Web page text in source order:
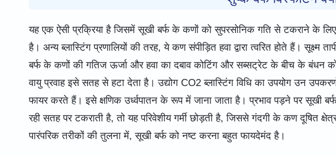
यह एक ऐसी प्रक्रिया है जिसमें सूखी बर्फ के कणों को सुपरसोनिक गति से टकराने के
है। अन्य ब्लास्टिंग प्रणालियों की तरह, ये कण संपीड़ित हवा द्वारा त्वरित होते हैं।
बर्फ के कणों की गतिज ऊर्जा और हवा का दबाव कोटिंग और सब्सट्रेट के बीच के बंधन
वायु प्रवाह इसे सतह से हटा देता है। उद्योग CO2 ब्लास्टिंग विधि का उपयोग उन
फायर करते हैं। इसे क्षणिक उर्ध्वपातन के रूप में जाना जाता है। प्रभाव पड़ने पर सूखी
रही सतह पर टकराती है, तो यह परिवेशीय गर्मी छोड़ती है, जिससे गंदगी के कण दूषित
पारंपरिक तरीकों की तुलना में, सूखी बर्फ को नष्ट करना बहुत फायदेमंद है।